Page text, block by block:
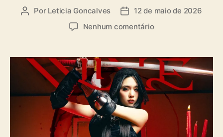
A
r
o
Por Leticia Goncalves
D
d
e
p
u
b
l
i
c
12 de maio de 2026
Nenhum comentárioe
a
p
p
e